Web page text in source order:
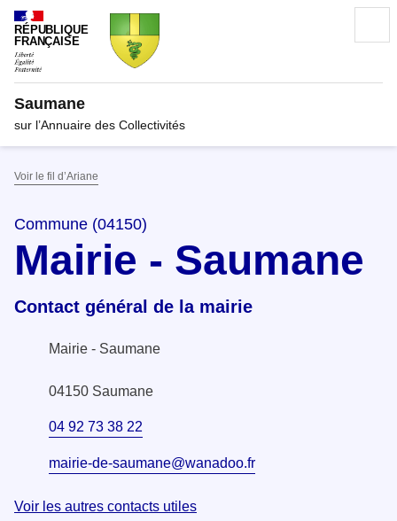
RÉPUBLIQUE
FRANÇAISE
Saumane
sur l’Annuaire des Collectivités
Voir le fil d’Ariane
Commune (04150)
Mairie - Saumane
Contact général de la mairie
Mairie - Saumane
04150 Saumane
04 92 73 38 22
mairie-de-saumane@wanadoo.fr
Voir les autres contacts utiles